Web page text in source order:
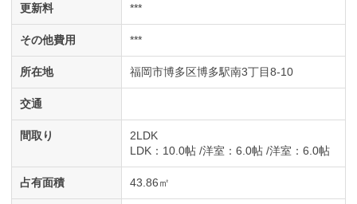
更新料 ***
その他費用 ***
所在地 福岡市博多区博多駅南3丁目8-10
交通
間取り
2LDK
LDK ：10.0帖 洋室 ：6.0帖 洋室 ：6.0帖
占有面積 43.86㎡